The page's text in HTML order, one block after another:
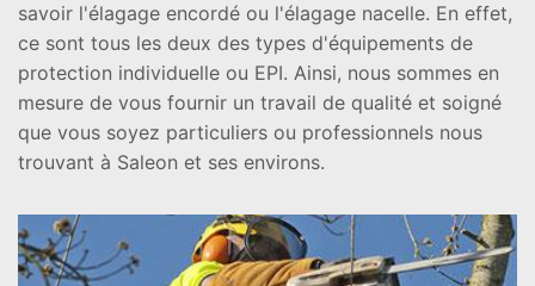
savoir l'élagage encordé ou l'élagage nacelle. En effet,
ce sont tous les deux des types d'équipements de
protection individuelle ou EPI. Ainsi, nous sommes en
mesure de vous fournir un travail de qualité et soigné
que vous soyez particuliers ou professionnels nous
trouvant à Saleon et ses environs.